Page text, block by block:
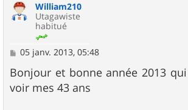
William210
Utagawiste
habitué
M
s
s
a
05 janv. 2013, 05:48
Bonjour et bonne année 2013
voir mes 43 ans